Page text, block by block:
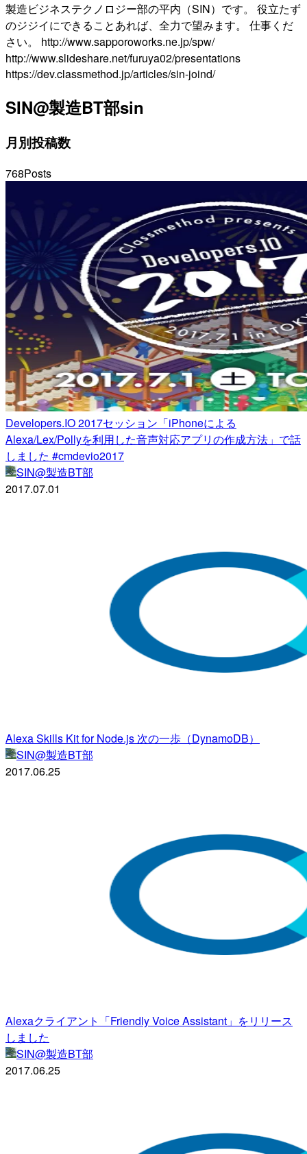
製造ビジネステクノロジー部の平内（SIN）です。 役立たず
のジジイにできることあれば、全力で望みます。 仕事くだ
さい。 http://www.sapporoworks.ne.jp/spw/
http://www.slideshare.net/furuya02/presentations
https://dev.classmethod.jp/articles/sin-joind/
SIN@製造BT部sin
月別投稿数
768Posts
Developers.IO 2017セッション「iPhoneによる
Alexa/Lex/Pollyを利用した音声対応アプリの作成方法」で話
しました #cmdevio2017
SIN@製造BT部
2017.07.01
Alexa Skills Kit for Node.js 次の一歩（DynamoDB）
SIN@製造BT部
2017.06.25
Alexaクライアント「Friendly Voice Assistant」をリリース
しました
SIN@製造BT部
2017.06.25